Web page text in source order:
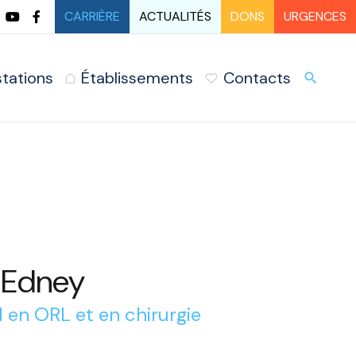
CARRIÈRE ACTUALITÉS DONS URGENCES
Établissements Contacts search
ORL et en chirurgie